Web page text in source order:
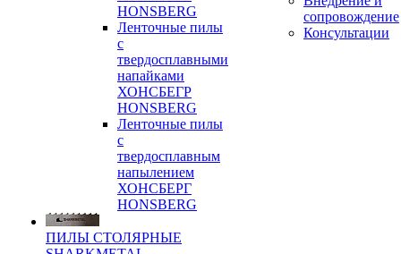
HONSBERG
Ленточные пилы
с
твердосплавными
напайками
ХОНСБЕГР
HONSBERG
Ленточные пилы
с
твердосплавным
напылением
ХОНСБЕРГ
HONSBERG
ПИЛЫ СТОЛЯРНЫЕ
сопровождение
Консультации